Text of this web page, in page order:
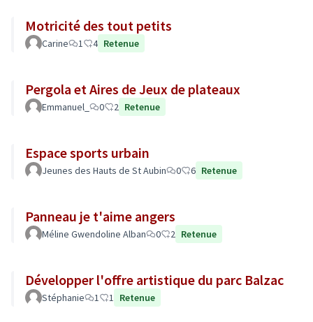
Motricité des tout petits
Carine 1 4 Retenue
Pergola et Aires de Jeux de plateaux
Emmanuel_ 0 2 Retenue
Espace sports urbain
Jeunes des Hauts de St Aubin 0 6 Retenue
Panneau je t'aime angers
Méline Gwendoline Alban 0 2 Retenue
Développer l'offre artistique du parc Balzac
Stéphanie 1 1 Retenue